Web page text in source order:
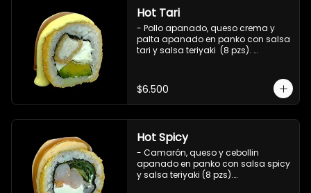
Hot Tari
- Pollo apanado, queso crema y
palta apanado en panko con salsa
tari y salsa teriyaki  (8 pzs).
$6.500
Hot Spicy
- Camarón, queso y cebollin
apanado en panko con salsa spicy
y salsa teriyaki (8 pzs).